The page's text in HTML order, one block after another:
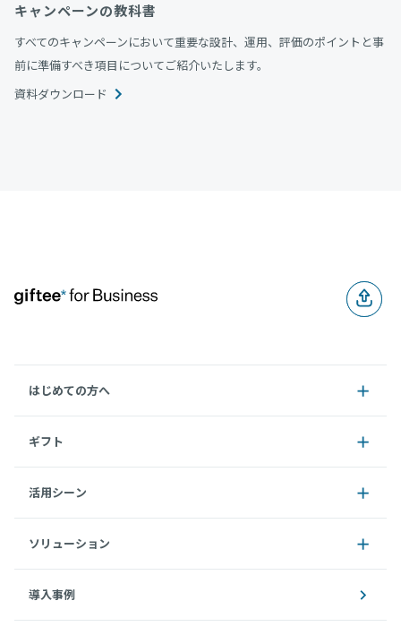
キャンペーンの教科書
すべてのキャンペーンにおいて重要な設計、運用、評価のポイントと事
前に準備すべき項目についてご紹介いたします。
資料ダウンロード
はじめての方へ
ギフト
活用シーン
ソリューション
導入事例